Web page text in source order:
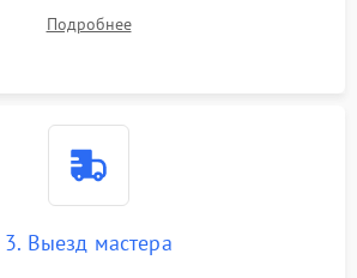
Подробнее
3. Выезд мастера